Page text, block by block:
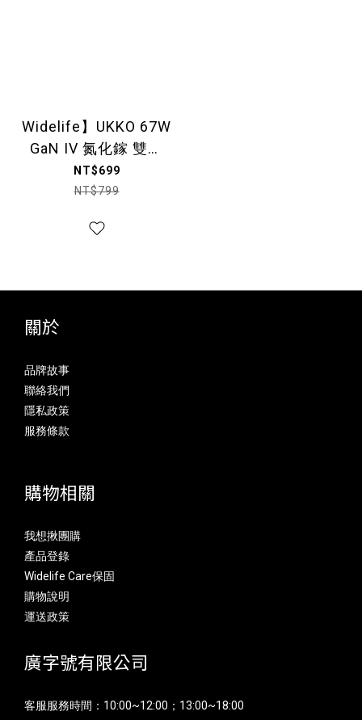
Widelife】UKKO 67W
GaN IV 氮化鎵 雙孔
(2C) 智能控溫急充器
NT$699
NT$799
關於
品牌故事
聯絡我們
隱私政策
服務條款
購物相關
我想揪團購
產品登錄
Widelife Care保固
購物說明
運送政策
廣字號有限公司
客服服務時間：10:00~12:00；13:00~18:00